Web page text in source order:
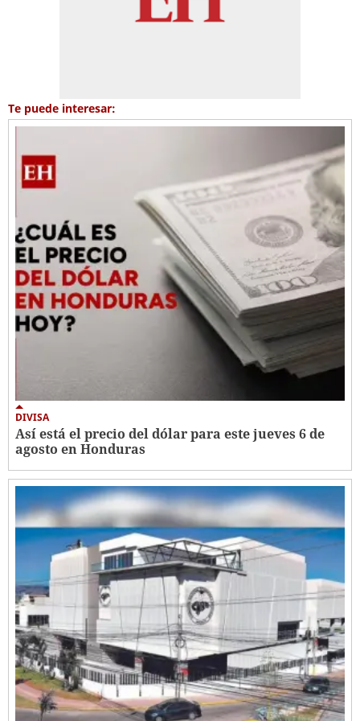
Te puede interesar:
DIVISA
Así está el precio del dólar para este jueves 6 de
agosto en Honduras